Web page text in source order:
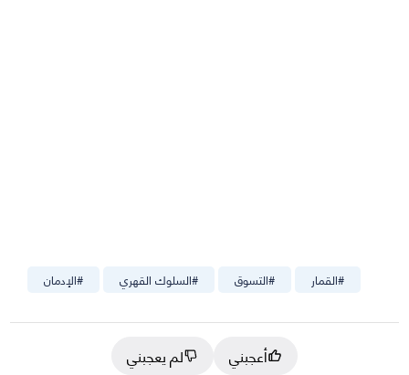
#الإدمان #السلوك القهري #التسوق #القمار
أعجبني
لم يعجبني